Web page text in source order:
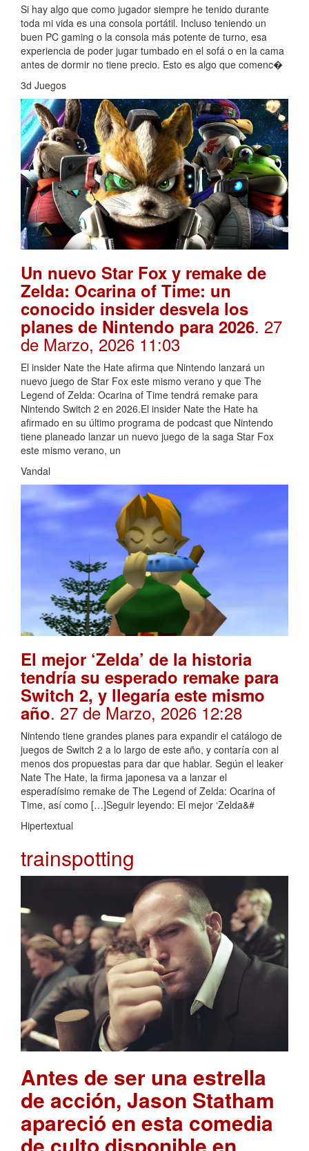
Si hay algo que como jugador siempre he tenido durante
toda mi vida es una consola portátil. Incluso teniendo un
buen PC gaming o la consola más potente de turno, esa
experiencia de poder jugar tumbado en el sofá o en la cama
antes de dormir no tiene precio. Esto es algo que comenc�
3d Juegos
Un nuevo Star Fox y remake de
Zelda: Ocarina of Time: un
conocido insider desvela los
planes de Nintendo para 2026. 27
de Marzo, 2026 11:03
El insider Nate the Hate afirma que Nintendo lanzará un
nuevo juego de Star Fox este mismo verano y que The
Legend of Zelda: Ocarina of Time tendrá remake para
Nintendo Switch 2 en 2026.El insider Nate the Hate ha
afirmado en su último programa de podcast que Nintendo
tiene planeado lanzar un nuevo juego de la saga Star Fox
este mismo verano, un
Vandal
El mejor ‘Zelda’ de la historia
tendría su esperado remake para
Switch 2, y llegaría este mismo
año. 27 de Marzo, 2026 12:28
Nintendo tiene grandes planes para expandir el catálogo de
juegos de Switch 2 a lo largo de este año, y contaría con al
menos dos propuestas para dar que hablar. Según el leaker
Nate The Hate, la firma japonesa va a lanzar el
esperadísimo remake de The Legend of Zelda: Ocarina of
Time, así como […]Seguir leyendo: El mejor ‘Zelda&#
Hipertextual
trainspotting
Antes de ser una estrella
de acción, Jason Statham
apareció en esta comedia